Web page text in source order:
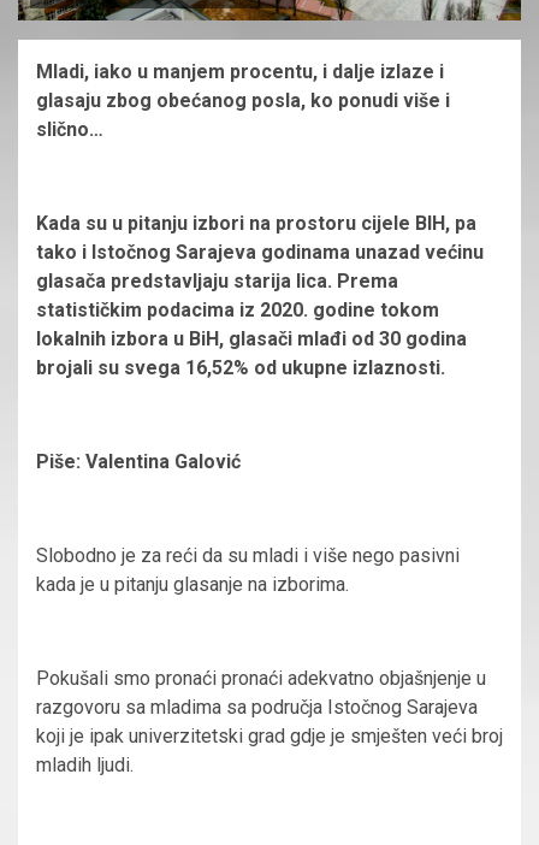
Mladi, iako u manjem procentu, i dalje izlaze i
glasaju zbog obećanog posla, ko ponudi više i
slično…
Kada su u pitanju izbori na prostoru cijele BIH, pa
tako i Istočnog Sarajeva godinama unazad većinu
glasača predstavljaju starija lica. Prema
statističkim podacima iz 2020. godine tokom
lokalnih izbora u BiH, glasači mlađi od 30 godina
brojali su svega 16,52% od ukupne izlaznosti.
Piše: Valentina Galović
Slobodno je za reći da su mladi i više nego pasivni
kada je u pitanju glasanje na izborima.
Pokušali smo pronaći pronaći adekvatno objašnjenje u
razgovoru sa mladima sa područja Istočnog Sarajeva
koji je ipak univerzitetski grad gdje je smješten veći broj
mladih ljudi.